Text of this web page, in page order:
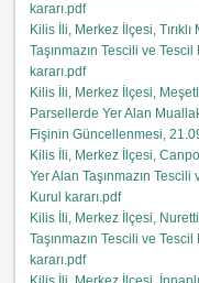
kararı.pdf
Kilis İli, Merkez İlçesi,
Taşınmazın Tescili ve
kararı.pdf
Kilis İli, Merkez İlçesi,
Parsellerde Yer Alan
Fişinin Güncellenmesi,
Kilis İli, Merkez İlçesi,
Yer Alan Taşınmazın
Kurul kararı.pdf
Kilis İli, Merkez İlçesi,
Taşınmazın Tescili ve
kararı.pdf